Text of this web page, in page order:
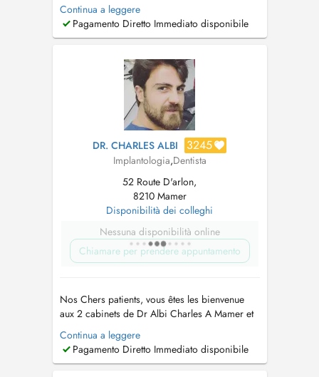
cleanings are not performed during the first
visit, as we first evaluate your oral health,
appropriate treatment plan. Thi...
Continua a leggere
Pagamento Diretto Immediato disponibile
DR. CHARLES ALBI 3245
Implantologia,Dentista
52 Route D'arlon,
8210 Mamer
Disponibilità dei colleghi
Nessuna disponibilità online
Chiamare per prendere appuntamento
Nos Chers patients, vous êtes les bienvenue
aux 2 cabinets de Dr Albi Charles A Mamer et
Schifflange . Nous sommes ouverts du lundi au
vendredi de 10h à 18h30. N'hésitez pas à nous
appeler au +352 661 777 233 pour toute
Continua a leggere
Pagamento Diretto Immediato disponibile